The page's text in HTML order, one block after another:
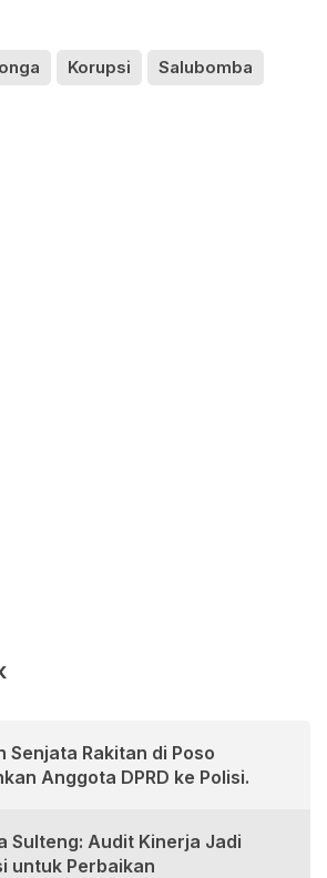
Korupsi Salubomba
Senjata Rakitan di Poso
Anggota DPRD ke Polisi.
Sulteng: Audit Kinerja Jadi
untuk Perbaikan